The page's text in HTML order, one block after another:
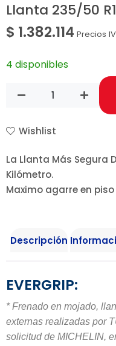
Llanta 235/50
$ 1.382.114 Precios
4 disponibles
Wishlist
La Llanta Más Segura
Kilómetro.
Maximo agarre en
Descripción
EVERGRIP:
* Frenado en mojado,
externas realizadas por
solicitud de MICHELIN,